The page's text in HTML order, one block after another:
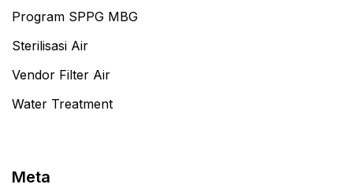
Program SPPG MBG
Sterilisasi Air
Vendor Filter Air
Water Treatment
Meta